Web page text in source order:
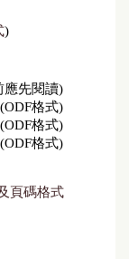
)
應先閱讀)
(ODF格式)
(ODF格式)
(ODF格式)
頁碼格式